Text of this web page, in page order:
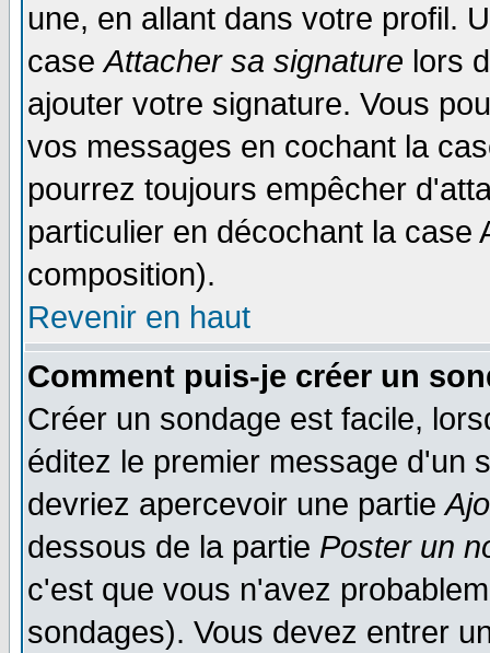
une, en allant dans votre profil.
caseAttacher sa signature lors
ajouter votre signature. Vous
vos messages en cochant la
pourrez toujours empêcher
particulier en décochant la
composition).
Revenir en haut
Comment puis-je créer un
Créer un sondage est facile,
éditez le premier message d'un
devriez apercevoir une partie
dessous de la partie Poster un
c'est que vous n'avez
sondages). Vous devez entrer